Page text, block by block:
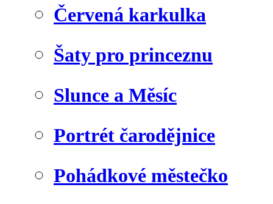
Červená karkulka
Šaty pro princeznu
Slunce a Měsíc
Portrét čarodějnice
Pohádkové městečko